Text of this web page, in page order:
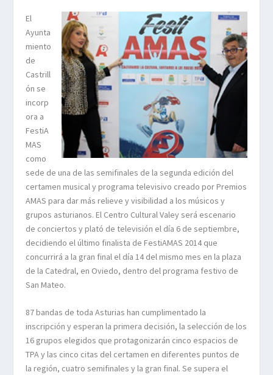
El
Ayunta
miento
de
Castrill
ón se
incorp
ora a
FestiA
MAS
como
sede de una de las semifinales de la segunda edición del
certamen musical y programa televisivo creado por Premios
AMAS para dar más relieve y visibilidad a los músicos y
grupos asturianos. El Centro Cultural Valey será escenario
de conciertos y plató de televisión el día 6 de septiembre,
decidiendo el último finalista de FestiAMAS 2014 que
concurrirá a la gran final el día 14 del mismo mes en la plaza
de la Catedral, en Oviedo, dentro del programa festivo de
San Mateo.
87 bandas de toda Asturias han cumplimentado la
inscripción y esperan la primera decisión, la selección de los
16 grupos elegidos que protagonizarán cinco espacios de
TPA y las cinco citas del certamen en diferentes puntos de
la región, cuatro semifinales y la gran final. Se supera el